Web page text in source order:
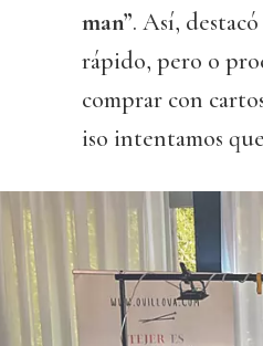
man”. Así,
rápido, pero o
comprar con
iso intentamos